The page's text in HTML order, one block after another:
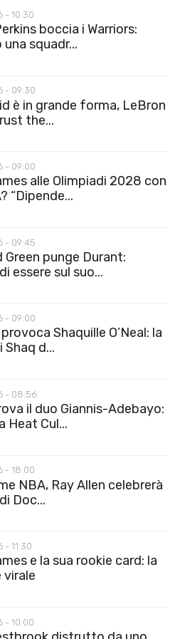
- 10:30
boccia i Warriors:
una squadr...
- 09:30
è in grande forma, LeBron
the...
- 09:00
alle Olimpiadi 2028 con
“Dipende...
- 09:45
Green punge Durant:
essere sul suo...
- 09:00
Shaquille O’Neal: la
d...
- 08:56
il duo Giannis-Adebayo:
Heat Cul...
- 18:00
NBA, Ray Allen celebrerà
Doc...
- 11:30
e la sua rookie card: la
virale
- 10:00